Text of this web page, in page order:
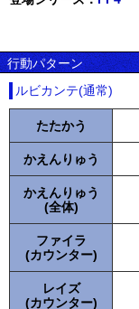
行動パターン
ルビカンテ(通常)
たたかう
かえんりゅう
かえんりゅう
(全体)
ファイラ
(カウンター)
レイズ
(カウンター)